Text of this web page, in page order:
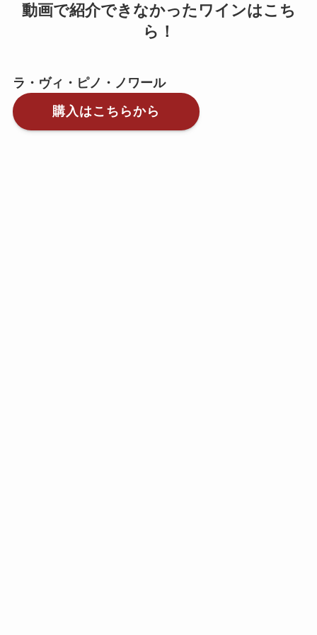
動画で紹介できなかったワインはこち
ら！
ラ・ヴィ・ピノ・ノワール
購入はこちらから